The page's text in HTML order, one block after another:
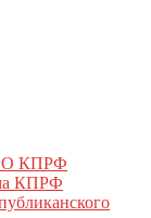
КПРФ
КПРФ